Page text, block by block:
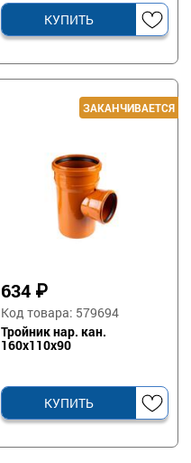
КУПИТЬ
634 ₽
Код товара: 579694
Тройник нар. кан.
160х110х90
КУПИТЬ